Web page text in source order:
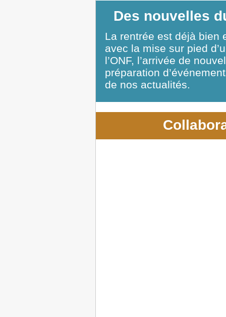
Des nouvelles
La rentrée est déjà bien
avec la mise sur pied
l’ONF, l’arrivée de
préparation
de nos actualités.